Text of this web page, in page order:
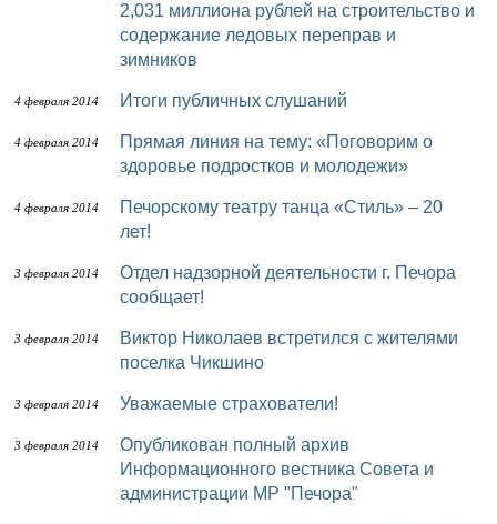
2,031 миллиона рублей на строительство и
содержание ледовых переправ и
зимников
4 февраля 2014 Итоги публичных слушаний
4 февраля 2014
Прямая линия на тему: «Поговорим о
здоровье подростков и молодежи»
4 февраля 2014
Печорскому театру танца «Стиль» – 20
лет!
3 февраля 2014
Отдел надзорной деятельности г. Печора
сообщает!
3 февраля 2014
Виктор Николаев встретился с жителями
поселка Чикшино
3 февраля 2014 Уважаемые страхователи!
3 февраля 2014
Опубликован полный архив
Информационного вестника Совета и
администрации МР "Печора"